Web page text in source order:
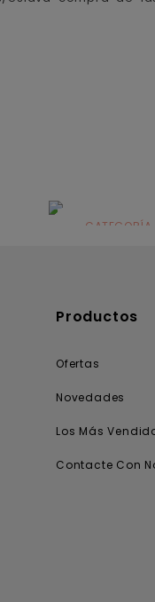
CATEGORÍA
Productos
Ofertas
Novedades
Los Más
Contacte Con